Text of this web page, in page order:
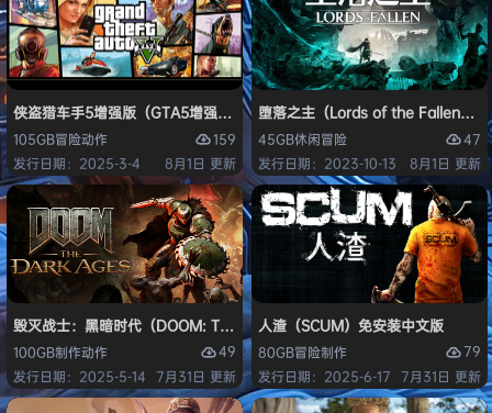
侠盗猎车手5增强版（GTA5增强版（Grand Theft Auto V Enhanced）免
105GB冒险动作
159
发行日期：2025-3-4
8月1日 更新
堕落之主（Lords of the Fallen）免
45GB休闲冒险
47
发行日期：2023-10-13
8月1日 更新
毁灭战士：黑暗时代（DOOM: The Dark Ages）免安装中文版
100GB制作动作
49
发行日期：2025-5-14
7月31日 更新
人渣（SCUM）免安装中文版
80GB冒险制作
79
发行日期：2025-6-17
7月31日 更新